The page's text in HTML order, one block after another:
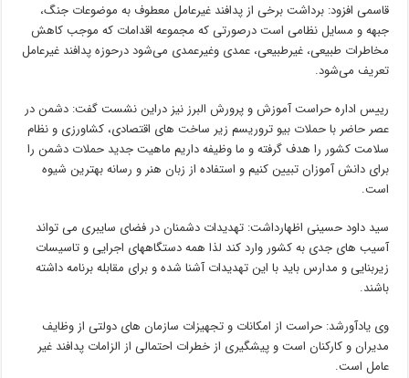
قاسمی افزود: برداشت برخی از پدافند غیرعامل معطوف به موضوعات جنگ،
جبهه و مسایل نظامی است درصورتی که مجموعه اقدامات که موجب کاهش
مخاطرات طبیعی، غیرطبیعی، عمدی وغیرعمدی می‌شود درحوزه پدافند غیرعامل
تعریف می‌شود.
رییس اداره حراست آموزش و پرورش البرز نیز دراین نشست گفت: دشمن در
عصر حاضر با حملات بیو تروریسم زیر ساخت های اقتصادی، کشاورزی و نظام
سلامت کشور را هدف گرفته و ما وظیفه داریم ماهیت جدید حملات دشمن را
برای دانش آموزان تبیین کنیم و استفاده از زبان هنر و رسانه بهترین شیوه
است.
سید داود حسینی اظهارداشت: تهدیدات دشمنان در فضای سایبری می تواند
آسیب های جدی به کشور وارد کند لذا همه دستگاههای اجرایی و تاسیسات
زیربنایی و مدارس باید با این تهدیدات آشنا شده و برای مقابله برنامه داشته
باشند.
وی یادآورشد: حراست از امکانات و تجهیزات سازمان های دولتی از وظایف
مدیران و کارکنان است و پیشگیری از خطرات احتمالی از الزامات پدافند غیر
عامل است.